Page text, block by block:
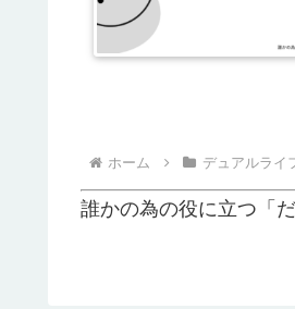
ホーム デュアルライ
誰かの為の役に立つ「